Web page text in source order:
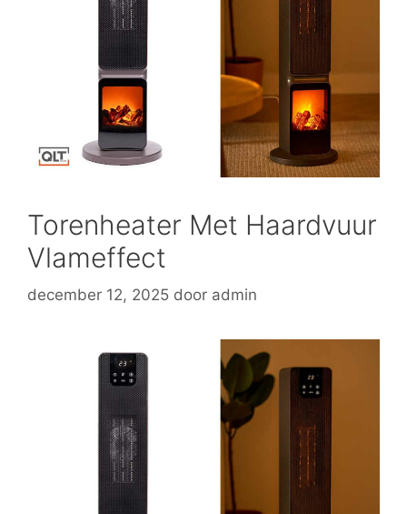
Torenheater Met Haardvuur
Vlameffect
december 12, 2025 door admin